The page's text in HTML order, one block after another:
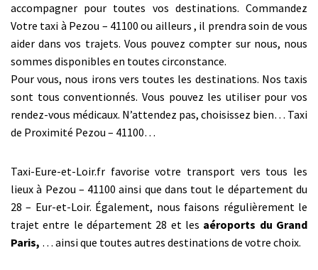
accompagner pour toutes vos destinations. Commandez
Votre taxi à Pezou – 41100 ou ailleurs , il prendra soin de vous
aider dans vos trajets. Vous pouvez compter sur nous, nous
sommes disponibles en toutes circonstance.
Pour vous, nous irons vers toutes les destinations. Nos taxis
sont tous conventionnés. Vous pouvez les utiliser pour vos
rendez-vous médicaux. N’attendez pas, choisissez bien… Taxi
de Proximité Pezou – 41100…
Taxi-Eure-et-Loir.fr favorise votre transport vers tous les
lieux à Pezou – 41100 ainsi que dans tout le département du
28 – Eur-et-Loir. Également, nous faisons régulièrement le
trajet entre le département 28 et les aéroports du Grand
Paris, … ainsi que toutes autres destinations de votre choix.